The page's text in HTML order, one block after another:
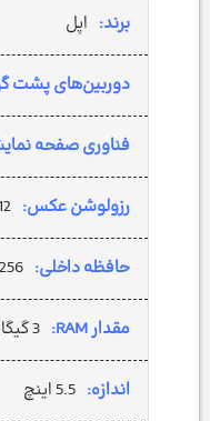
برند: اپل
دوربین‌های پشت
فناوری صفحه
رزولوشن عکس: 12
حافظه داخلی: 256 گیگابایت
مقدار RAM: 3 گیگابایت
اندازه: 5.5 اینچ